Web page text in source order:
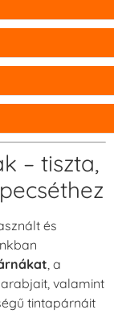
– tiszta,
és
, a
valamint
tintapárnáit